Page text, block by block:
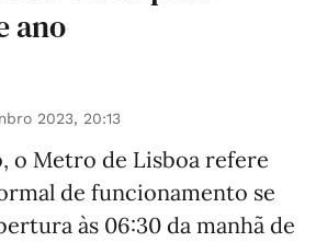
ano
2023, 20:13
o Metro de Lisboa refere
de funcionamento se
às 06:30 da manhã de